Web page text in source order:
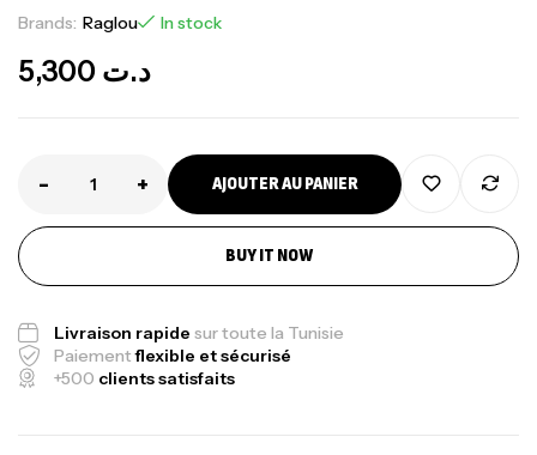
Brands: Raglou In stock
د.ت
- + AJOUTER AU PANIER
BUY IT NOW
Livraison rapide sur toute la Tunisie
Paiementflexible et sécurisé
+500 clients satisfaits